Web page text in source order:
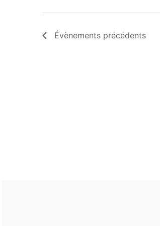
Évènements précédents